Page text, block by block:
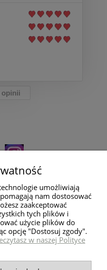
opinii
umożliwiają
nam dostosować
zaakceptować
tych plików i
użycie plików do
opcję "Dostosuj zgody".
w naszej Polityce